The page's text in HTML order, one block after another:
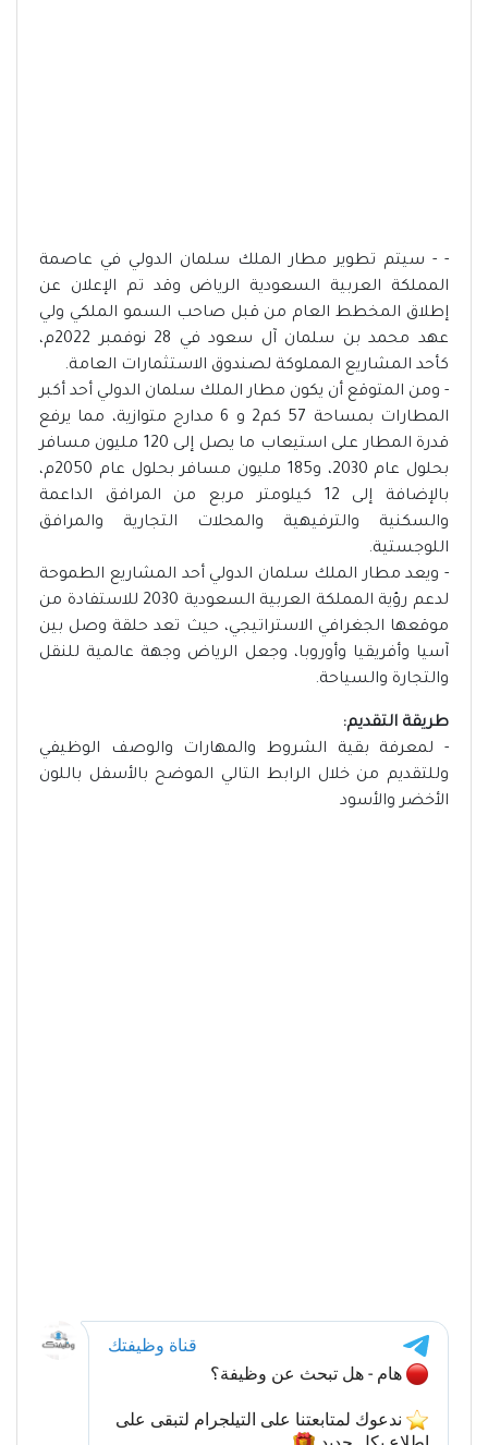
- - سيتم تطوير مطار الملك سلمان الدولي في عاصمة
المملكة العربية السعودية الرياض وقد تم الإعلان عن
إطلاق المخطط العام من قبل صاحب السمو الملكي ولي
عهد محمد بن سلمان آل سعود في 28 نوفمبر 2022م،
كأحد المشاريع المملوكة لصندوق الاستثمارات العامة.
- ومن المتوقع أن يكون مطار الملك سلمان الدولي أحد أكبر
المطارات بمساحة 57 كم2 و 6 مدارج متوازية، مما يرفع
قدرة المطار على استيعاب ما يصل إلى 120 مليون مسافر
بحلول عام 2030، و185 مليون مسافر بحلول عام 2050م،
بالإضافة إلى 12 كيلومتر مربع من المرافق الداعمة
والسكنية والترفيهية والمحلات التجارية والمرافق
اللوجستية.
- ويعد مطار الملك سلمان الدولي أحد المشاريع الطموحة
لدعم رؤية المملكة العربية السعودية 2030 للاستفادة من
موقعها الجغرافي الاستراتيجي، حيث تعد حلقة وصل بين
آسيا وأفريقيا وأوروبا، وجعل الرياض وجهة عالمية للنقل
والتجارة والسياحة.
طريقة التقديم:
- لمعرفة بقية الشروط والمهارات والوصف الوظيفي
وللتقديم من خلال الرابط التالي الموضح بالأسفل باللون
الأخضر والأسود